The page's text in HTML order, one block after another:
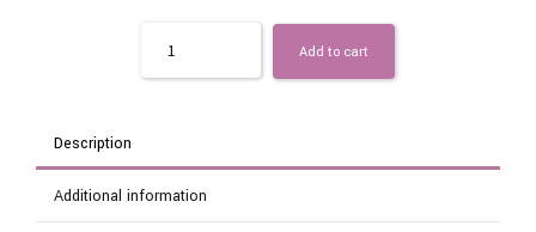
Add to cart
Description
Additional information